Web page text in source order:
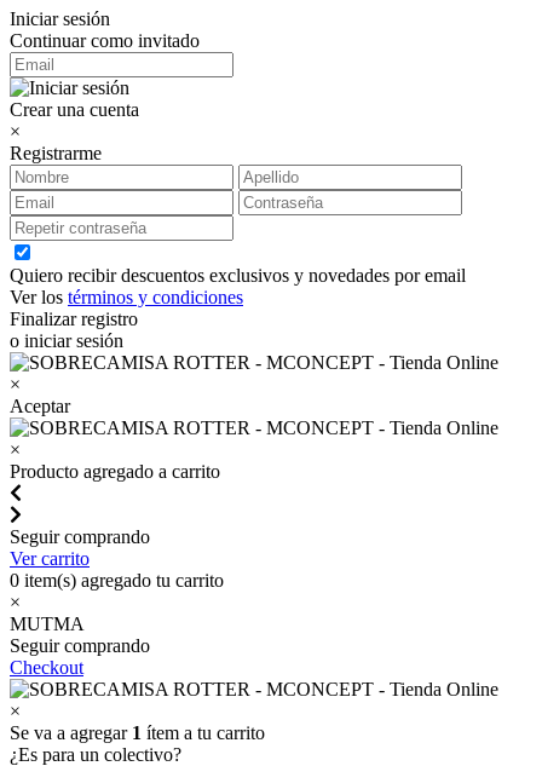
Iniciar sesión
Continuar como invitado
Crear una cuenta
×
Registrarme
Quiero recibir descuentos exclusivos y novedades por email
Ver los términos y condiciones
Finalizar registro
o iniciar sesión
×
Aceptar
×
Producto agregado a carrito
Seguir comprando
Ver carrito
0 item(s) agregado tu carrito
×
MUTMA
Seguir comprando
Checkout
×
Se va a agregar 1 ítem a tu carrito
¿Es para un colectivo?